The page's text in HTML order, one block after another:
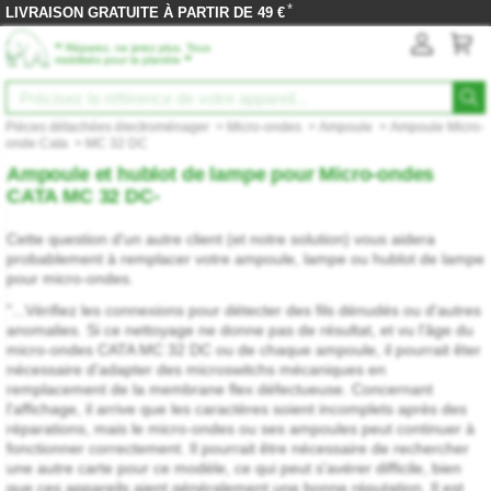
LIVRAISON GRATUITE À PARTIR DE 49 €*
‟ Réparez, ne jetez plus. Tous
mobilisés pour la planète ”
Pièces détachées électroménager Micro-ondes Ampoule
Ampoule Micro-
onde Cata
Ampoule et hublot de lampe pour Micro-ondes
CATA MC 32 DC-
Cette question d'un autre client (et notre solution) vous aidera
probablement à remplacer votre ampoule, lampe ou hublot de lampe
pour micro-ondes.
"...Vérifiez les connexions pour détecter des fils dénudés ou d'autres
anomalies. Si ce nettoyage ne donne pas de résultat, et vu l'âge du
micro-ondes CATA MC 32 DC ou de chaque ampoule, il pourrait êter
nécessaire d'adapter des microswitchs mécaniques en
remplacement de la membrane flex défectueuse. Concernant
l'affichage, il arrive que les caractères soient incomplets après des
réparations, mais le micro-ondes ou ses ampoules peut continuer à
fonctionner correctement. Il pourrait être nécessaire de rechercher
une autre carte pour ce modèle, ce qui peut s'avérer difficile, bien